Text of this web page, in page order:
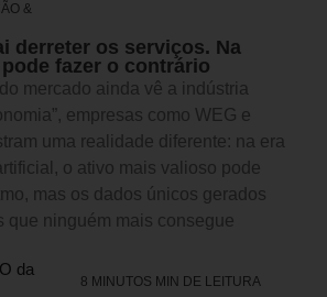
&
derreter os serviços. Na
fazer o contrário
mercado ainda vê a indústria
empresas como WEG e
uma realidade diferente: na era
o ativo mais valioso pode
mas os dados únicos gerados
que ninguém mais consegue
da
8 MINUTOS MIN DE LEITURA